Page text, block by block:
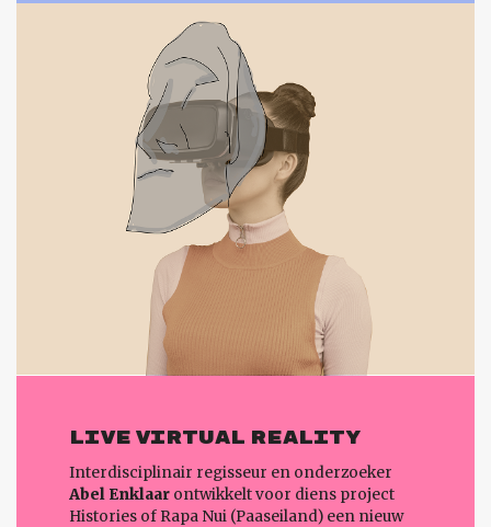
LIVE VIRTUAL REALITY
Interdisciplinair regisseur en onderzoeker
Abel Enklaarontwikkelt voor diens project
Histories of Rapa Nui (Paaseiland) een nieuw